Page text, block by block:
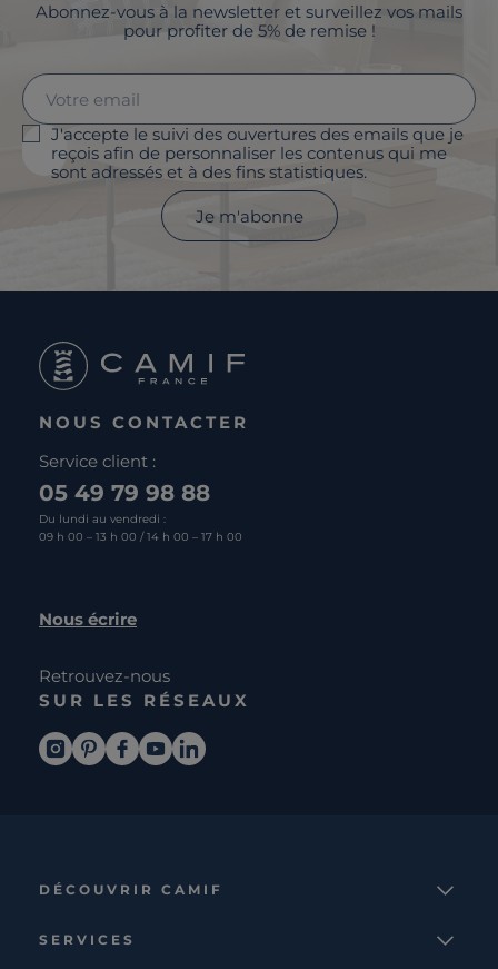
Abonnez-vous à la newsletter et surveillez vos mails
pour profiter de 5% de remise !
J'accepte le suivi des ouvertures des emails que je
reçois afin de personnaliser les contenus qui me
sont adressés et à des fins statistiques.
Je m'abonne
NOUS CONTACTER
Service client :
05 49 79 98 88
Du lundi au vendredi :
09 h 00 – 13 h 00 / 14 h 00 – 17 h 00
Nous écrire
Retrouvez-nous
SUR LES RÉSEAUX
DÉCOUVRIR CAMIF
SERVICES